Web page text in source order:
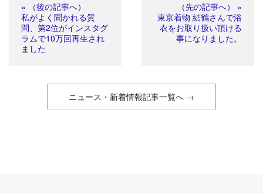
« （後の記事へ）
私がよく聞かれる質
問、第2位がインスタグ
ラムで10万回再生され
ました
（先の記事へ） »
東京着物 結鶴さんで浴
衣をお取り扱い頂ける
事になりました。
ニュース・新着情報記事一覧へ →